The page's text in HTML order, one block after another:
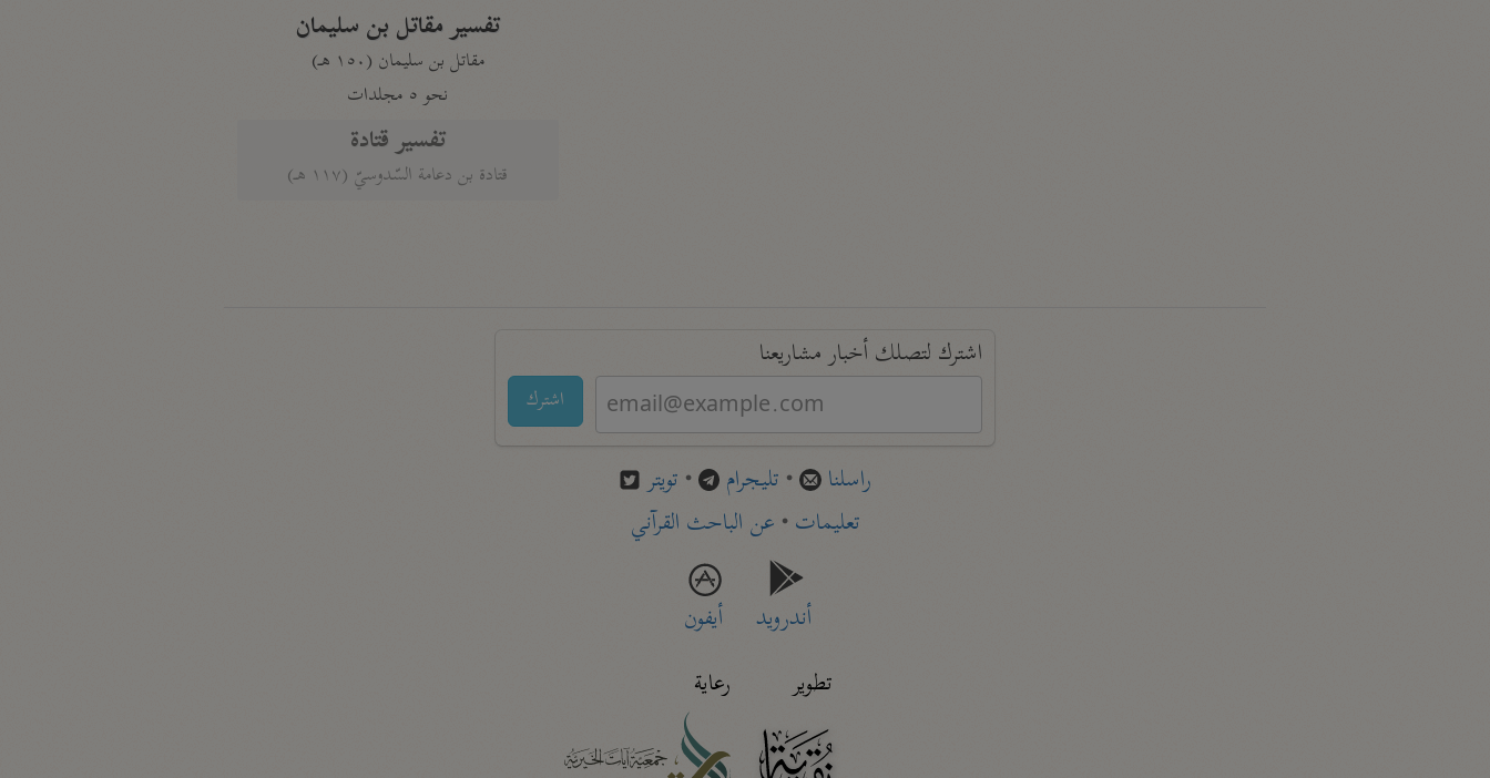
تفسير مقاتل بن سليمان
مقاتل بن سليمان (١٥٠ هـ)
نحو ٥ مجلدات
تفسير قتادة
قتادة بن دعامة السّدوسيّ (١١٧ هـ)
اشترك لتصلك أخبار مشاريعنا
اشترك
راسلنا • تليجرام • تويتر
تعليمات• عن الباحث القرآني
أندرويد
أيفون
تطوير
رعاية